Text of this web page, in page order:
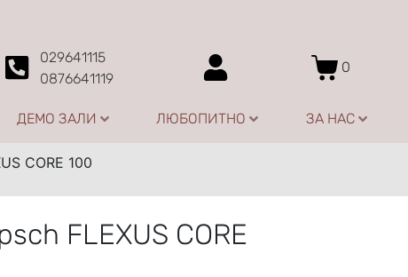
029641115
0876641119
0
ДЕМО ЗАЛИ ЛЮБОПИТНО ЗА НАС
CORE 100
FLEXUS CORE